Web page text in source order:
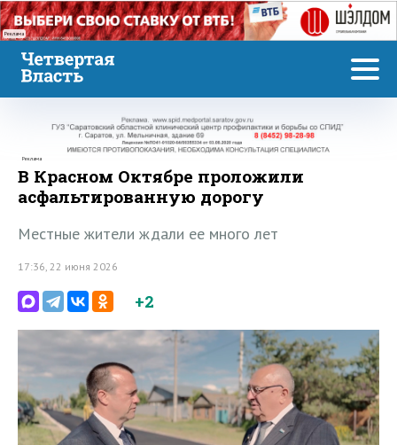
Реклама
Реклама
В Красном Октябре проложили
асфальтированную дорогу
Местные жители ждали ее много лет
17:36, 22 июня 2026
+2